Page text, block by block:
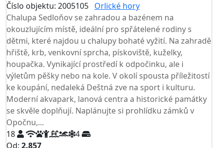
Číslo objektu: 2005105 Orlické hory
Chalupa Sedloňov se zahradou a bazénem na
okouzlujícím místě, ideální pro spřátelené rodiny s
dětmi, které najdou u chalupy bohaté vyžití. Na zahradě
hřiště, krb, venkovní sprcha, pískoviště, kuželky,
houpačka. Vynikající prostředí k odpočinku, ale i
výletům pěšky nebo na kole. V okolí spousta příležitostí
ke koupání, nedaleká Deštná zve na sport i kulturu.
Moderní akvapark, lanová centra a historické památky
se skvěle doplňují. Naplánujte si prohlídku zámků v
Opočnu,...
18
4
Od: 2.857